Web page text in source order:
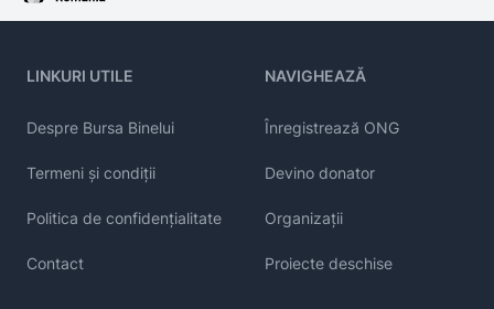
LINKURI UTILE
Despre Bursa Binelui
Termeni și condiții
Politica de confidențialitate
Contact
NAVIGHEAZĂ
Înregistrează ONG
Devino donator
Organizații
Proiecte deschise